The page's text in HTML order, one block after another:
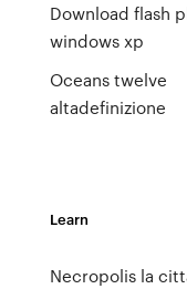
Download flash
windows xp
Oceans twelve
altadefinizione
Learn
Necropolis la